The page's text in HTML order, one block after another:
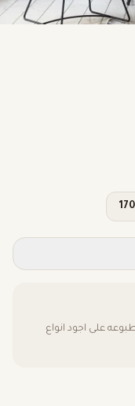
على اجود انواع